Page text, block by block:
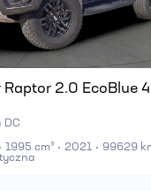
Raptor 2.0 EcoBlue
DC
1995 cm³ 2021
99629